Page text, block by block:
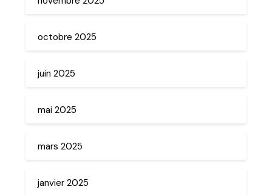
octobre 2025
juin 2025
mai 2025
mars 2025
janvier 2025